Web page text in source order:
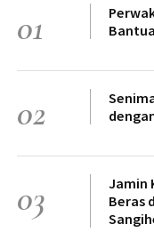
01
02
03
Jamin
Beras